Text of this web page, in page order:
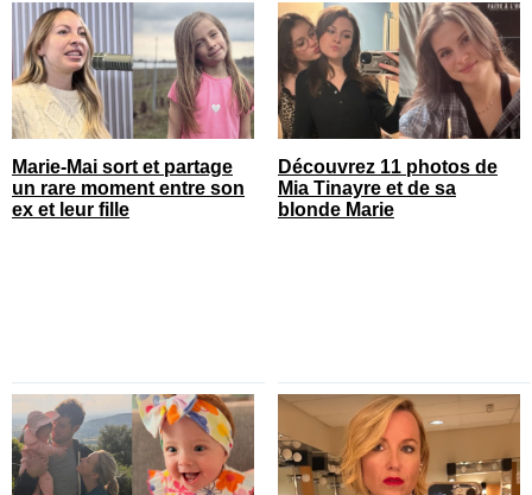
Marie-Mai sort et partage
un rare moment entre son
ex et leur fille
Découvrez 11 photos de
Mia Tinayre et de sa
blonde Marie